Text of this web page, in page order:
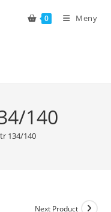
0 Meny
140
134/140
Next Product